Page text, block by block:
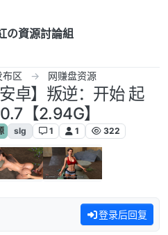
の資源討論組
布区 网赚盘资源
卓】叛逆：开始 起
【2.94G】
slg 1 1 322
登录后回复